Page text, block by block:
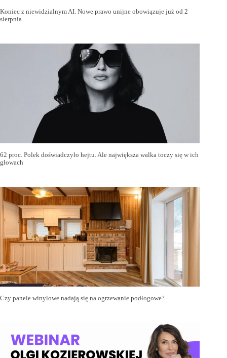
Koniec z niewidzialnym AI. Nowe prawo unijne obowiązuje już od 2
sierpnia.
62 proc. Polek doświadczyło hejtu. Ale największa walka toczy się w ich
głowach
Czy panele winylowe nadają się na ogrzewanie podłogowe?